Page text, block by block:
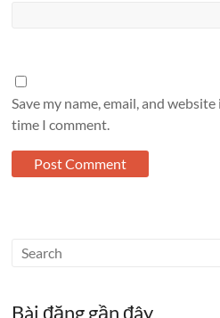
Save my name, email, and
time I comment.
Bài đăng gần đây